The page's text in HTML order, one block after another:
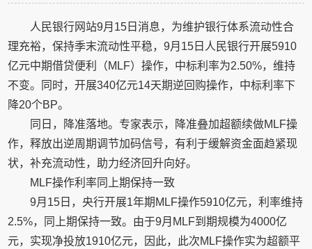
人民银行网站9月15日消息，为维护银行体系流动性合
理充裕，保持季末流动性平稳，9月15日人民银行开展5910
亿元中期借贷便利（MLF）操作，中标利率为2.50%，维持
不变。同时，开展340亿元14天期逆回购操作，中标利率下
降20个BP。
同日，降准落地。专家表示，降准叠加超额续做MLF操
作，释放出逆周期调节加码信号，有利于缓解资金面趋紧现
状，补充流动性，助力经济回升向好。
MLF操作利率同上期保持一致
9月15日，央行开展1年期MLF操作5910亿元，利率维持
2.5%，同上期保持一致。由于9月MLF到期规模为4000亿
元，实现净投放1910亿元，因此，此次MLF操作实为超额平